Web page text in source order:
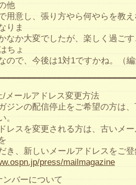
他
用意し、張り方やら何やらを教
りま
なか大変でしたが、楽しく過ご
ちょ
ので、今後は1対1ですかね。（
/メールアドレス変更方法
ジンの配信停止をご希望の方は
。
レスを変更される方は、古いメ
き、新しいメールアドレスをご
press/mailmagazine
ンバーについて